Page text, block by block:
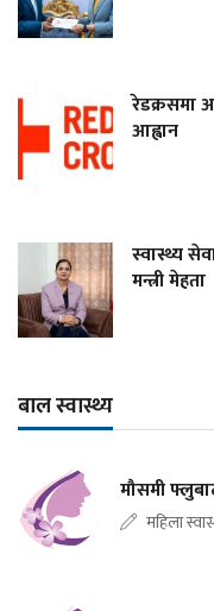
रेडक्रसमा
आह्वान
स्वास्थ्य
मन्त्री मेहता
बाल स्वास्थ्य
मौसमी
महिला